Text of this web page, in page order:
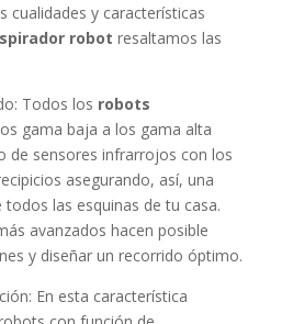
cualidades y características
robot resaltamos las
Todos los robots
gama baja a los gama alta
de sensores infrarrojos con los
asegurando, así, una
las esquinas de tu casa.
avanzados hacen posible
y diseñar un recorrido óptimo.
En esta característica